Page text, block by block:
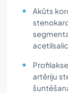
Akūts
artēriju